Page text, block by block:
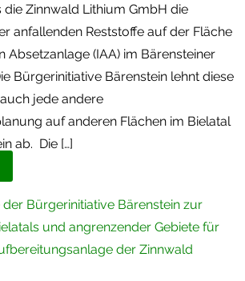
die Zinnwald Lithium GmbH die
anfallenden Reststoffe auf der Fläche
Absetzanlage (IAA) im Bärensteiner
Bürgerinitiative Bärenstein lehnt diese
jede andere
auf anderen Flächen im Bielatal
ab. Die […]
Bürgerinitiative Bärenstein zur
und angrenzender Gebiete für
der Zinnwald